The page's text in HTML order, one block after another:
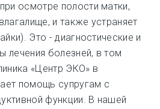
осмотре полости матки,
и также устраняет
Это - диагностические и
лечения болезней, в том
«Центр ЭКО» в
помощь супругам с
функции. В нашей